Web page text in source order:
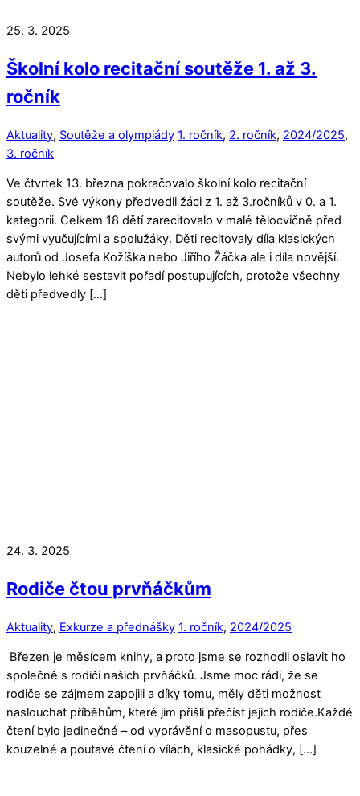
25. 3. 2025
Školní kolo recitační soutěže 1. až 3.
ročník
Aktuality, Soutěže a olympiády 1. ročník, 2. ročník, 2024/2025,
3. ročník
Ve čtvrtek 13. března pokračovalo školní kolo recitační
soutěže. Své výkony předvedli žáci z 1. až 3.ročníků v 0. a 1.
kategorii. Celkem 18 dětí zarecitovalo v malé tělocvičně před
svými vyučujícími a spolužáky. Děti recitovaly díla klasických
autorů od Josefa Kožíška nebo Jiřího Žáčka ale i díla novější.
Nebylo lehké sestavit pořadí postupujících, protože všechny
děti předvedly […]
24. 3. 2025
Rodiče čtou prvňáčkům
Aktuality, Exkurze a přednášky 1. ročník, 2024/2025
Březen je měsícem knihy, a proto jsme se rozhodli oslavit ho
společně s rodiči našich prvňáčků. Jsme moc rádi, že se
rodiče se zájmem zapojili a díky tomu, měly děti možnost
naslouchat příběhům, které jim přišli přečíst jejich rodiče.Každé
čtení bylo jedinečné – od vyprávění o masopustu, přes
kouzelné a poutavé čtení o vílách, klasické pohádky, […]